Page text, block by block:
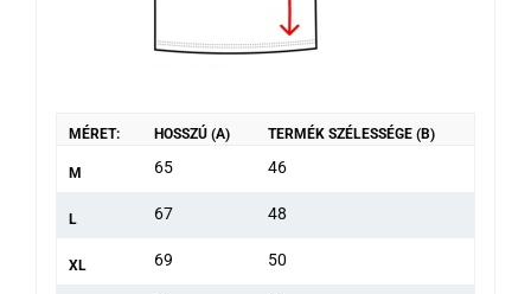
MÉRET: HOSSZÚ (A) TERMÉK SZÉLESSÉGE (B)
M 65 46
L 67 48
XL 69 50